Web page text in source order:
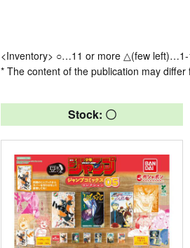
<Inventory> ○…11 or more △(few left)…1-
* The content of the publication may
Stock: 〇